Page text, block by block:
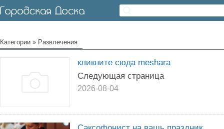
Категории » Развлечения
кликните сюда meshara
Следующая страница
2026-08-04